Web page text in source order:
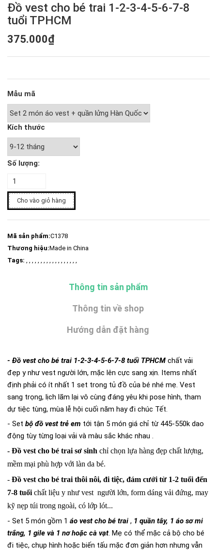
Đồ vest cho bé trai 1-2-3-4-5-6-7-8
tuổi TPHCM
375.000₫
Mẫu mã
Kích thước
Số lượng:
Cho vào giỏ hàng
Mã sản phẩm:C1378
Thương hiệu:Made in China
Tags:
Thông tin sản phẩm
Thông tin về shop
Hướng dẫn đặt hàng
- Đồ vest cho bé trai 1-2-3-4-5-6-7-8 tuổi TPHCM chất vải
đẹp y như vest người lớn, mặc lên cực sang xịn. Items nhất
định phải có ít nhất 1 set trong tủ đồ của bé nhé mẹ. Vest
sang trọng, lịch lãm lại vô cùng đáng yêu khi pose hình, tham
dự tiệc tùng, mùa lễ hội cuối năm hay đi chúc Tết.
- Set bộ đồ vest trẻ em tới tận 5 món giá chỉ từ 445-550k dao
động tùy từng loại vải và màu sắc khác nhau .
- Đồ vest cho bé trai sơ sinh chỉ chọn lựa hàng đẹp chất lượng,
mềm mại phù hợp với làn da bé.
- Đồ vest cho bé trai thôi nôi, đi tiệc, đám cưới từ 1-2 tuổi đến
7-8 tuổi chất liệu y như vest người lớn, form dáng vải đứng, may
kỹ nẹp túi trong ngoài, có lớp lót...
- Set 5 món gồm 1 áo vest cho bé trai , 1 quần tây, 1 áo sơ mi
trắng, 1 gile và 1 nơ hoặc cà vạt. Mẹ có thể mặc cả bộ cho bé
đi tiệc, chụp hình hoặc biến tấu mặc đơn giản hơn nhưng vẫn